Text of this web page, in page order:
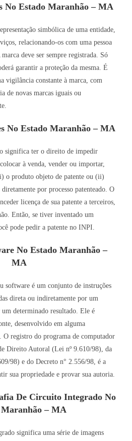
No Estado Maranhão – MA
simbólica de uma entidade,
relacionando-os com uma pessoa
deve ser sempre registrada. Só
garantir a proteção da mesma. É
vigilância constante à marca, com
de novas marcas iguais ou
No Estado Maranhão – MA
significa ter o direito de impedir
à venda, vender ou importar,
o produto objeto de patente ou (ii)
por processo patenteado. O
licença de sua patente a terceiros,
Então, se tiver inventado um
pode pedir a patente no INPI.
No Estado Maranhão –
MA
software é um conjunto de instruções
direta ou indiretamente por um
determinado resultado. Ele é
desenvolvido em alguma
O registro do programa de computador
Direito Autoral (Lei nº 9.610/98), da
98) e do Decreto n° 2.556/98, é a
sua propriedade e provar sua autoria.
De Circuito Integrado No
Maranhão – MA
significa uma série de imagens